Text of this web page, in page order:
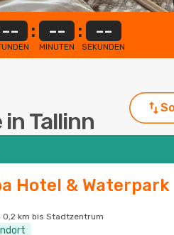
-- : --
MINUTEN
: --
SEKUNDEN
Tallinn
Hotel & Waterpark
0,2 km bis Stadtzentrum